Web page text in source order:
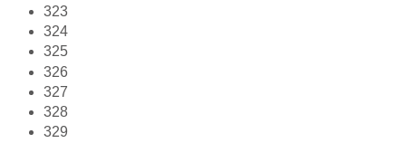
323
324
325
326
327
328
329